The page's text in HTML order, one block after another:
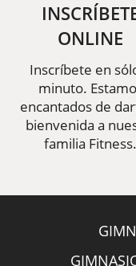
ONLINE
Inscríbete en
minuto.
encantados de
bienvenida a
familia Fitness.